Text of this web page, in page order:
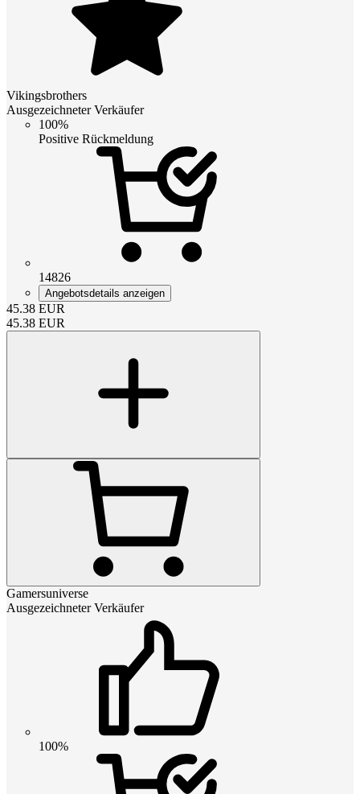
Vikingsbrothers
Ausgezeichneter Verkäufer
100%
Positive Rückmeldung
14826
Angebotsdetails anzeigen
45.38 EUR
45.38 EUR
Gamersuniverse
Ausgezeichneter Verkäufer
100%